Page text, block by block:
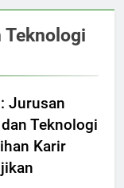
Teknologi
Jurusan
Teknologi
Karir